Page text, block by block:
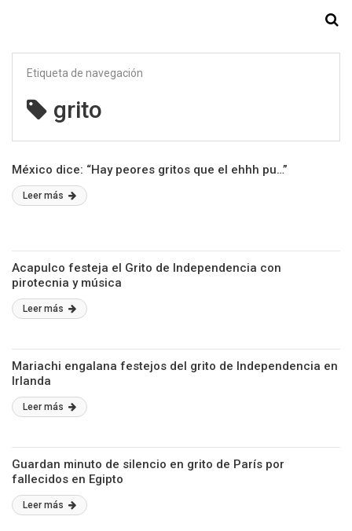
Etiqueta de navegación
grito
México dice: “Hay peores gritos que el ehhh pu…”
Leer más
Acapulco festeja el Grito de Independencia con
pirotecnia y música
Leer más
Mariachi engalana festejos del grito de Independencia en
Irlanda
Leer más
Guardan minuto de silencio en grito de París por
fallecidos en Egipto
Leer más